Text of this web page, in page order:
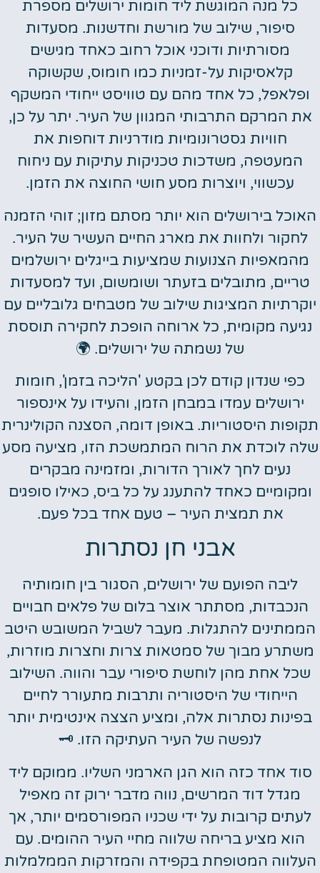
כל מנה המוגשת ליד חומות ירושלים מספרת
סיפור, שילוב של מורשת וחדשנות. מסעדות
מסורתיות ודוכני אוכל רחוב כאחד מגישים
קלאסיקות על-זמניות כמו חומוס, שקשוקה
ופלאפל, כל אחד מהם עם טוויסט ייחודי המשקף
את המרקם התרבותי המגוון של העיר. יתר על כן,
חוויות גסטרונומיות מודרניות דוחפות את
המעטפה, משדכות טכניקות עתיקות עם ניחוח
עכשווי, ויוצרות מסע חושי החוצה את הזמן.
האוכל בירושלים הוא יותר מסתם מזון; זוהי הזמנה
לחקור ולחוות את מארג החיים העשיר של העיר.
מהמאפיות הצנועות שמציעות בייגלים ירושלמים
טריים, מתובלים בזעתר ושומשום, ועד למסעדות
יוקרתיות המציגות שילוב של מטבחים גלובליים עם
נגיעה מקומית, כל ארוחה הופכת לחקירה תוססת
של נשמתה של ירושלים. 🌍
כפי שנדון קודם לכן בקטע 'הליכה בזמן', חומות
ירושלים עמדו במבחן הזמן, והעידו על אינספור
תקופות היסטוריות. באופן דומה, הסצנה הקולינרית
שלה לוכדת את הרוח המתמשכת הזו, מציעה מסע
נעים לחך לאורך הדורות, ומזמינה מבקרים
ומקומיים כאחד להתענג על כל ביס, כאילו סופגים
את תמצית העיר – טעם אחד בכל פעם.
אבני חן נסתרות
ליבה הפועם של ירושלים, הסגור בין חומותיה
הנכבדות, מסתתר אוצר בלום של פלאים חבויים
הממתינים להתגלות. מעבר לשביל המשובש היטב
משתרע מבוך של סמטאות צרות וחצרות מוזרות,
שכל אחת מהן לוחשת סיפורי עבר והווה. השילוב
הייחודי של היסטוריה ותרבות מתעורר לחיים
בפינות נסתרות אלה, ומציע הצצה אינטימית יותר
לנפשה של העיר העתיקה הזו. 🗝️
סוד אחד כזה הוא הגן הארמני השליו. ממוקם ליד
מגדל דוד המרשים, נווה מדבר ירוק זה מאפיל
לעתים קרובות על ידי שכניו המפורסמים יותר, אך
הוא מציע בריחה שלווה מחיי העיר ההומים. עם
העלווה המטופחת בקפידה והמזרקות הממלמלות